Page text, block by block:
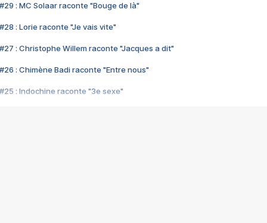
#29 : MC Solaar raconte "Bouge de là"
#28 : Lorie raconte "Je vais vite"
#27 : Christophe Willem raconte "Jacques a dit"
#26 : Chimène Badi raconte "Entre nous"
#25 : Indochine raconte "3e sexe"